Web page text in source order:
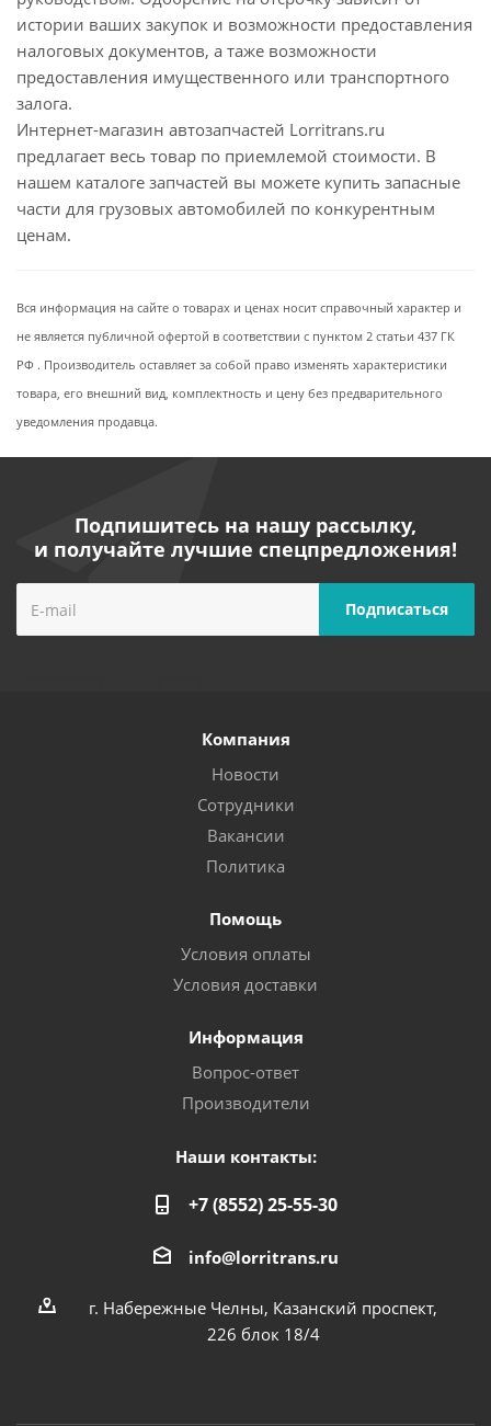
истории ваших закупок и возможности предоставления
налоговых документов, а таже возможности
предоставления имущественного или транспортного
залога.
Интернет-магазин автозапчастей Lorritrans.ru
предлагает весь товар по приемлемой стоимости. В
нашем каталоге запчастей вы можете купить запасные
части для грузовых автомобилей по конкурентным
ценам.
Вся информация на сайте о товарах и ценах носит справочный характер и
не является публичной офертой в соответствии с пунктом 2 статьи 437 ГК
РФ . Производитель оставляет за собой право изменять характеристики
товара, его внешний вид, комплектность и цену без предварительного
уведомления продавца.
Подпишитесь на нашу рассылку,
и получайте лучшие спецпредложения!
Компания
Новости
Сотрудники
Вакансии
Политика
Помощь
Условия оплаты
Условия доставки
Информация
Вопрос-ответ
Производители
Наши контакты:
+7 (8552) 25-55-30
info@lorritrans.ru
г. Набережные Челны, Казанский проспект,
226 блок 18/4